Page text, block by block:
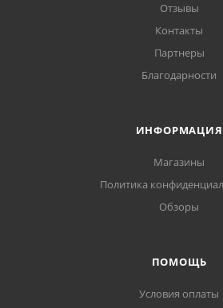
Отзывы
Контакты
Партнеры
Благодарности
ИНФОРМАЦИЯ
Магазины
Политика
Обзоры
ПОМОЩЬ
Условия оплаты